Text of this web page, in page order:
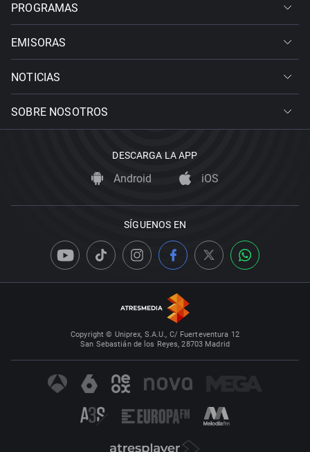
PROGRAMAS
EMISORAS
NOTICIAS
SOBRE NOSOTROS
DESCARGA LA APP
Android iOS
SÍGUENOS EN
Copyright © Uniprex, S.A.U., C/ Fuerteventura 12
San Sebastián de los Reyes, 28703 Madrid